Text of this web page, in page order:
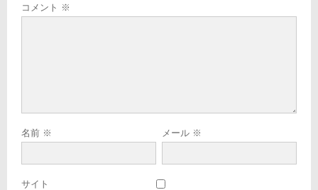
コメント ※
名前 ※ メール ※
サイト